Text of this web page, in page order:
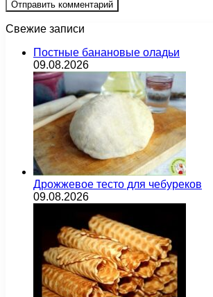
Свежие записи
Постные банановые оладьи
09.08.2026
Дрожжевое тесто для чебуреков
09.08.2026